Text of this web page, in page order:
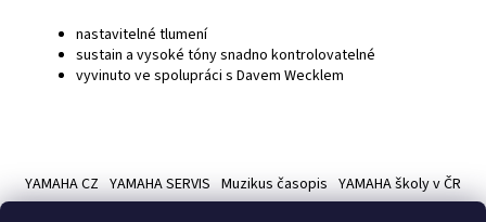
nastavitelné tlumení
sustain a vysoké tóny snadno kontrolovatelné
vyvinuto ve spolupráci s Davem Wecklem
p
YAMAHA CZ YAMAHA SERVIS Muzikus časopis YAMAHA školy v ČR